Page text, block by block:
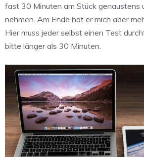
fast 30 Minuten am Stück genaustens
nehmen. Am Ende hat er mich aber
Hier muss jeder selbst einen Test
bitte länger als 30 Minuten.